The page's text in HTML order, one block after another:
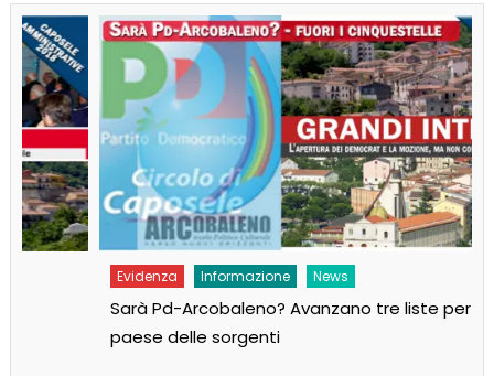
Informazione News
Sarà Pd-Arcobaleno? Avanzano tre liste per il
paese delle sorgenti